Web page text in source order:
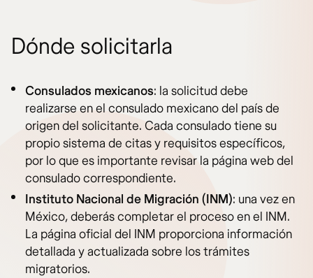
Dónde solicitarla
Consulados mexicanos: la solicitud debe
realizarse en el consulado mexicano del país de
origen del solicitante. Cada consulado tiene su
propio sistema de citas y requisitos específicos,
por lo que es importante revisar la página web del
consulado correspondiente.
Instituto Nacional de Migración (INM): una vez en
México, deberás completar el proceso en el INM.
La página oficial del INM proporciona información
detallada y actualizada sobre los trámites
migratorios.